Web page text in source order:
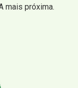
mais próxima.